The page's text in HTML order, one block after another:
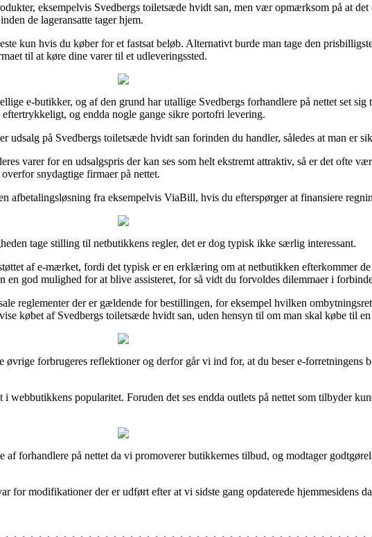
eksempelvis Svedbergs toiletsæde hvidt san, men vær opmærksom på at
de lageransatte tager hjem.
kun hvis du køber for et fastsat beløb. Alternativt burde man tage den
til at køre dine varer til et udleveringssted.
e-butikker, og af den grund har utallige Svedbergs forhandlere på nettet set
og endda nogle gange sikre portofri levering.
på Svedbergs toiletsæde hvidt san forinden du handler, således at man er
varer for en udsalgspris der kan ses som helt ekstremt attraktiv, så er det ofte
snydagtige firmaer på nettet.
fra eksempelvis ViaBill, hvis du efterspørger at finansiere
tage stilling til netbutikkens regler, det er dog typisk ikke særlig interessant.
af e-mærket, fordi det typisk er en erklæring om at netbutikken efterkommer
en god mulighed for at blive assisteret, for så vidt du forvoldes dilemmaer i
reglementer der er gældende for bestillingen, for eksempel hvilken
købet af Svedbergs toiletsæde hvidt san, uden hensyn til om man skal købe til
forbrugeres reflektioner og derfor går vi ind for, at du beser e-forretningens
popularitet. Foruden det ses endda outlets på nettet som tilbyder
forhandlere på nettet da vi promoverer butikkernes tilbud, og modtager
for modifikationer der er udført efter at vi sidste gang opdaterede hjemmesidens